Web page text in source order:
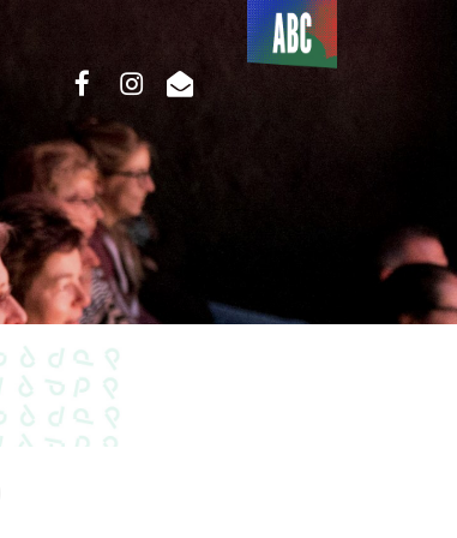
Du côté
de l’ABC
facebookinstagram
email